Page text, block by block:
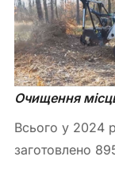
Очищення
Всього у 2024
заготовлено